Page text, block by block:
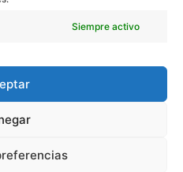
Siempre activo